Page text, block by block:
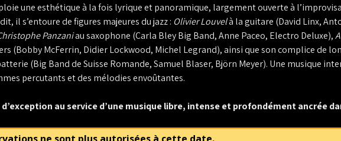
une esthétique à la fois lyrique et panoramique, largement ouverte à
il s’entoure de figures majeures du jazz : Olivier Louvelà la guitare (David Linx,
Panzaniau saxophone (Carla Bley Big Band, Anne Paceo, Electro Deluxe),
(Bobby McFerrin, Didier Lockwood, Michel Legrand), ainsi que son complice de
(Big Band de Suisse Romande, Samuel Blaser, Björn Meyer). Une musique
percutants et des mélodies envoûtantes.
au service d’une musique libre, intense et profondément ancrée